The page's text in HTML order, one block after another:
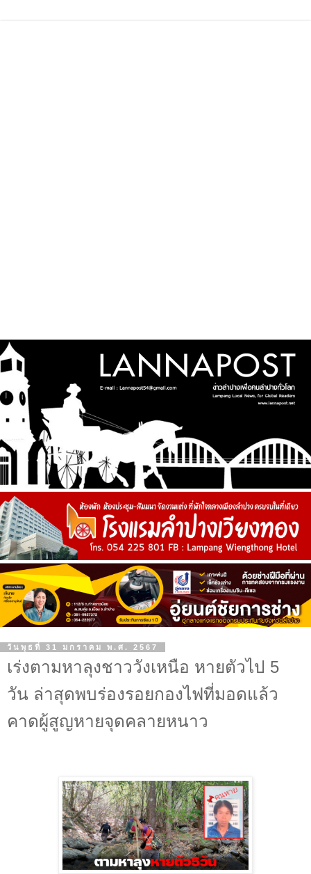
วันพุธที่ 31 มกราคม พ.ศ. 2567
เร่งตามหาลุงชาววังเหนือ หายตัวไป 5
วัน ล่าสุดพบร่องรอยกองไฟที่มอดแล้ว
คาดผู้สูญหายจุดคลายหนาว